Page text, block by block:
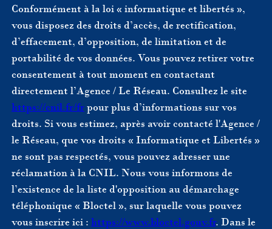
Conformément à la loi « informatique et libertés »,
vous disposez des droits d’accès, de rectification,
d’effacement, d’opposition, de limitation et de
portabilité de vos données. Vous pouvez retirer votre
consentement à tout moment en contactant
directement l’Agence / Le Réseau. Consultez le site
https://cnil.fr/frpour plus d’informations sur vos
droits. Si vous estimez, après avoir contacté l'Agence /
le Réseau, que vos droits « Informatique et Libertés »
ne sont pas respectés, vous pouvez adresser une
réclamation à la CNIL. Nous vous informons de
l’existence de la liste d'opposition au démarchage
téléphonique « Bloctel », sur laquelle vous pouvez
vous inscrire ici : https://www.bloctel.gouv.fr. Dans le